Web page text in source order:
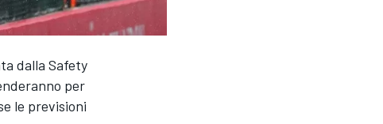
dalla Safety
per
le previsioni